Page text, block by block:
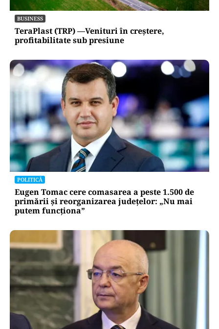
BUSINESS
TeraPlast (TRP) —Venituri în creștere,
profitabilitate sub presiune
POLITICĂ
Eugen Tomac cere comasarea a peste 1.500 de
primării și reorganizarea județelor: „Nu mai
putem funcționa”